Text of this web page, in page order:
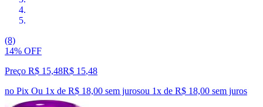
(8)
14% OFF
Preço R$ 15,48R$ 15,48
no Pix Ou 1x de R$ 18,00 sem jurosou 1x de R$ 18,00 sem juros